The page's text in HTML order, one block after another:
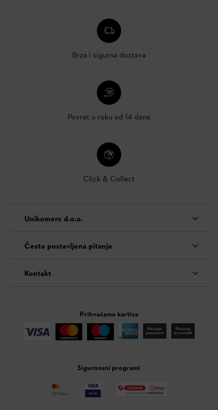
Brza i sigurna dostava
Povrat u roku od 14 dana
Click & Collect
Unikomerc d.o.o.
Često postavljena pitanja
Kontakt
Prihvaćamo kartice
Sigurnosni programi